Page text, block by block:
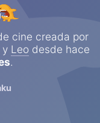
cine creada por
y Leo desde hace
.